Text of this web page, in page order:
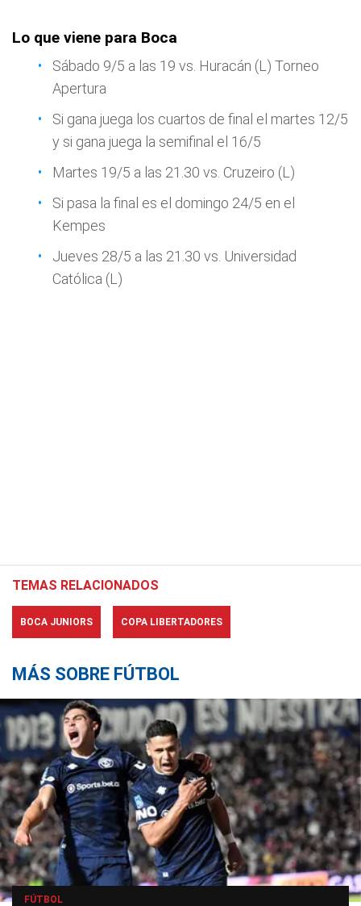
Lo que viene para Boca
Sábado 9/5 a las 19 vs. Huracán (L) Torneo
Apertura
Si gana juega los cuartos de final el martes 12/5
y si gana juega la semifinal el 16/5
Martes 19/5 a las 21.30 vs. Cruzeiro (L)
Si pasa la final es el domingo 24/5 en el
Kempes
Jueves 28/5 a las 21.30 vs. Universidad
Católica (L)
TEMAS RELACIONADOS
BOCA JUNIORS COPA LIBERTADORES
MÁS SOBRE FÚTBOL
FÚTBOL